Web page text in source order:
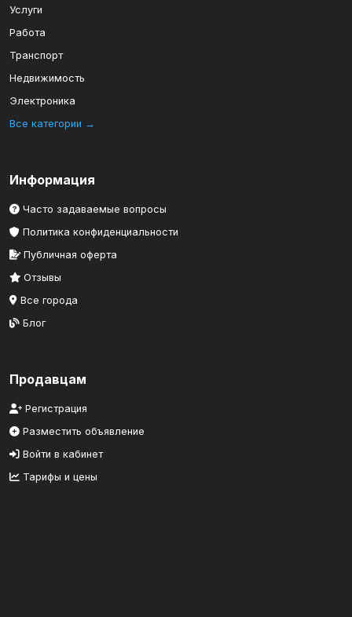
Услуги
Работа
Транспорт
Недвижимость
Электроника
Все категории →
Информация
Часто задаваемые вопросы
Политика конфиденциальности
Публичная оферта
Отзывы
Все города
Блог
Продавцам
Регистрация
Разместить объявление
Войти в кабинет
Тарифы и цены